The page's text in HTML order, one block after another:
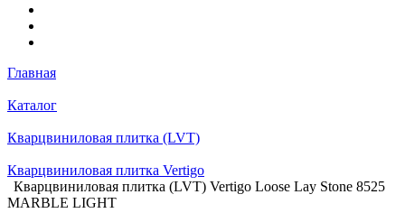
Главная
Каталог
Кварцвиниловая плитка (LVT)
Кварцвиниловая плитка Vertigo
Кварцвиниловая плитка (LVT) Vertigo Loose Lay Stone 8525
MARBLE LIGHT